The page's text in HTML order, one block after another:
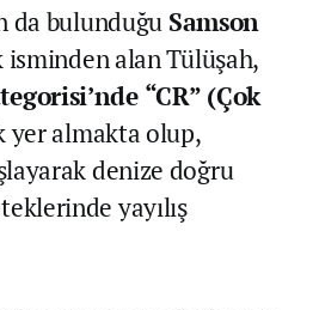
da bulunduğu Samson
alan Tülüşah,
“CR” (Çok
yer almakta olup,
denize doğru
yayılış